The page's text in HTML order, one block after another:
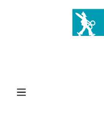
Zum Hauptinhalt springen